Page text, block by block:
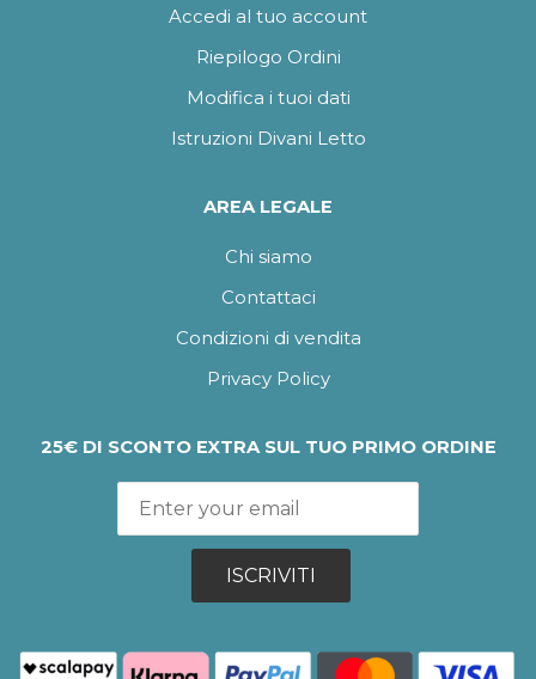
Accedi al tuo account
Riepilogo Ordini
Modifica i tuoi dati
Istruzioni Divani Letto
AREA LEGALE
Chi siamo
Contattaci
Condizioni di vendita
Privacy Policy
25€ DI SCONTO EXTRA SUL TUO PRIMO ORDINE
ISCRIVITI